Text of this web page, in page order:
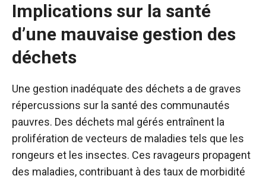
Implications sur la santé
d’une mauvaise gestion des
déchets
Une gestion inadéquate des déchets a de graves
répercussions sur la santé des communautés
pauvres. Des déchets mal gérés entraînent la
prolifération de vecteurs de maladies tels que les
rongeurs et les insectes. Ces ravageurs propagent
des maladies, contribuant à des taux de morbidité